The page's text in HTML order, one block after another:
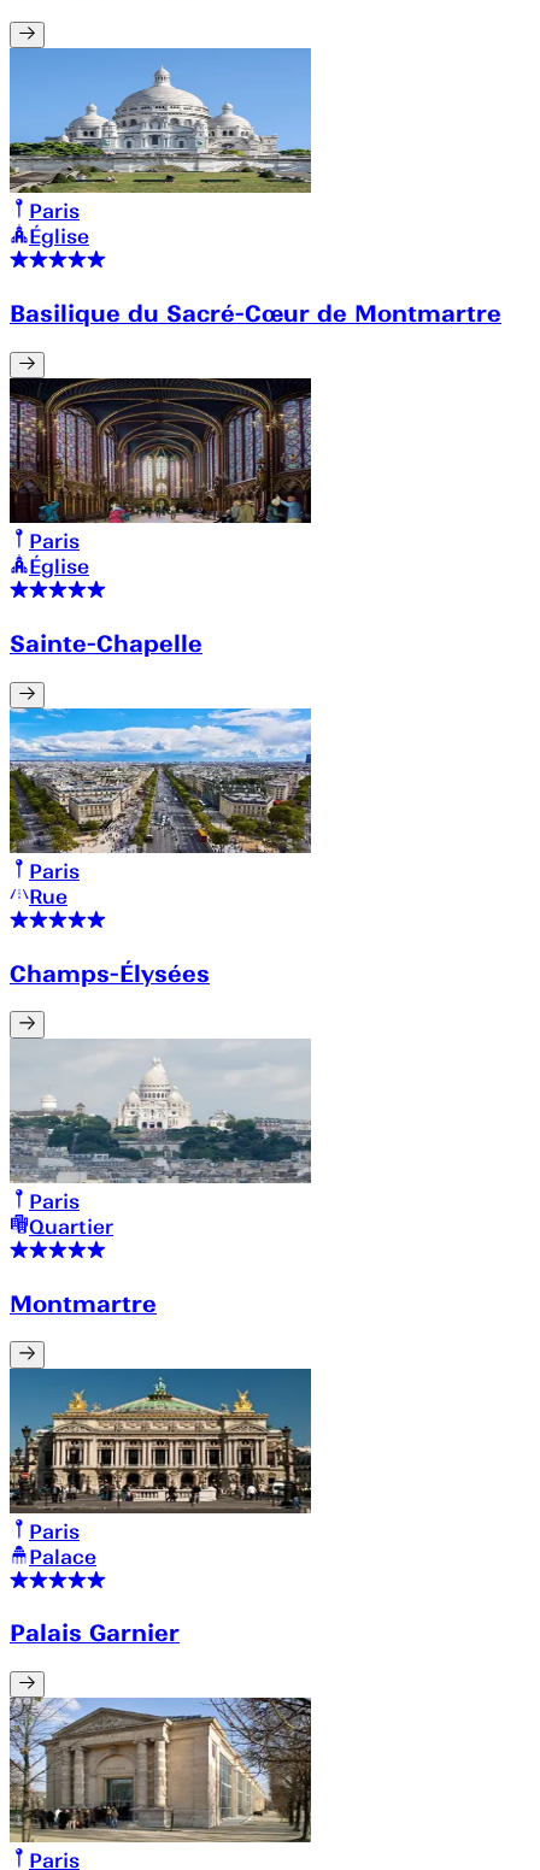
Paris
Église
Basilique du Sacré-Cœur de Montmartre
Paris
Église
Sainte-Chapelle
Paris
Rue
Champs-Élysées
Paris
Quartier
Montmartre
Paris
Palace
Palais Garnier
Paris